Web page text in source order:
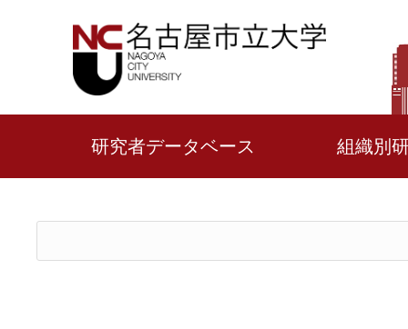
研究者データベース 組織別